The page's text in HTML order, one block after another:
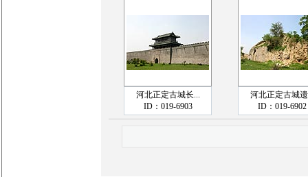
河北正定古城长...
ID：019-6903
河北正定古城
ID：019-6902